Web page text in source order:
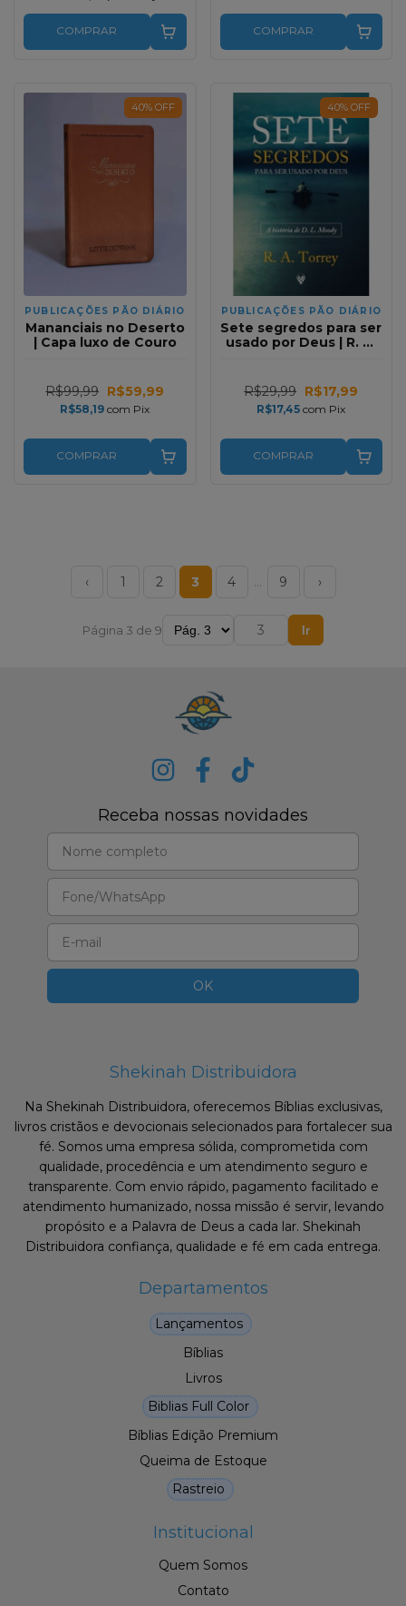
COMPRAR COMPRAR
40% OFF
PUBLICAÇÕES PÃO DIÁRIO
Mananciais no Deserto
| Capa luxo de Couro
R$99,99 R$59,99
R$58,19com Pix
COMPRAR
40% OFF
PUBLICAÇÕES PÃO DIÁRIO
Sete segredos para ser
usado por Deus | R. A.
R$29,99 R$17,99
R$17,45com Pix
COMPRAR
‹ 1 2 3 4 … 9 ›
Página 3 de 9 Ir
Receba nossas novidades
Shekinah Distribuidora
Na Shekinah Distribuidora, oferecemos Bíblias exclusivas,
livros cristãos e devocionais selecionados para fortalecer sua
fé. Somos uma empresa sólida, comprometida com
qualidade, procedência e um atendimento seguro e
transparente. Com envio rápido, pagamento facilitado e
atendimento humanizado, nossa missão é servir, levando
propósito e a Palavra de Deus a cada lar. Shekinah
Distribuidora confiança, qualidade e fé em cada entrega.
Departamentos
Lançamentos
Bíblias
Livros
Biblias Full Color
Bíblias Edição Premium
Queima de Estoque
Rastreio
Institucional
Quem Somos
Contato